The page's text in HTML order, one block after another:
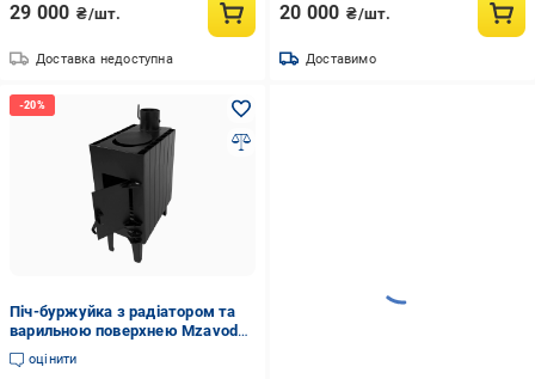
29 000 ₴/шт.
Доставка недоступна
20 000 ₴/шт.
Доставимо
Піч-буржуйка з радіатором та
варильною поверхнею Mzavod
КИЇВ сталь 4 мм до 50 м2
Чорний (147-17-2010410100007)
оцінити